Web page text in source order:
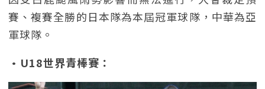
賽、複賽全勝的日本隊為本屆冠軍球隊，中華為亞
軍球隊。
•U18世界青棒賽：